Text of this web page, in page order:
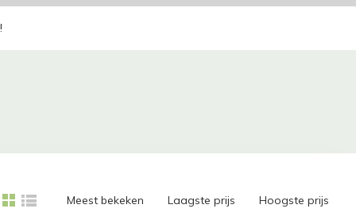
Meest bekeken Laagste prijs Hoogste prijs